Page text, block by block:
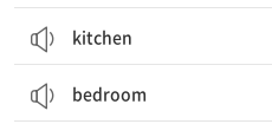
kitchen
bedroom